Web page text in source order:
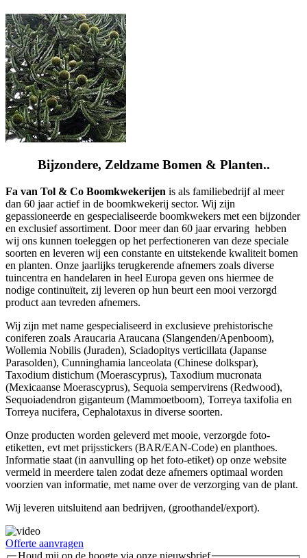
Bijzondere, Zeldzame Bomen & Planten..
Fa van Tol & Co Boomkwekerijen is als familiebedrijf al meer
dan 60 jaar actief in de boomkwekerij sector. Wij zijn
gepassioneerde en gespecialiseerde boomkwekers met een bijzonder
en exclusief assortiment. Door meer dan 60 jaar ervaring hebben
wij ons kunnen toeleggen op het perfectioneren van deze speciale
soorten en leveren wij een constante en uitstekende kwaliteit bomen
en planten. Onze jaarlijks terugkerende afnemers zoals diverse
tuincentra en handelaren in heel Europa geven ons hiermee de
nodige continuïteit, zij leveren op hun beurt een mooi verzorgd
product aan tevreden afnemers.
Wij zijn met name gespecialiseerd in exclusieve prehistorische
coniferen zoals Araucaria Araucana (Slangenden/Apenboom),
Wollemia Nobilis (Juraden), Sciadopitys verticillata (Japanse
Parasolden), Cunninghamia lanceolata (Chinese dolkspar),
Taxodium distichum (Moerascyprus), Taxodium mucronata
(Mexicaanse Moerascyprus), Sequoia sempervirens (Redwood),
Sequoiadendron giganteum (Mammoetboom), Torreya taxifolia en
Torreya nucifera, Cephalotaxus in diverse soorten.
Onze producten worden geleverd met mooie, verzorgde foto-
etiketten, evt met prijsstickers (BAR/EAN-Code) en planthoes.
Informatie staat (in aanvulling op het foto-etiket) op onze website
vermeld in meerdere talen zodat deze afnemers optimaal worden
voorzien van informatie, met name over de verzorging van de plant.
Wij leveren uitsluitend aan bedrijven, (groothandel/export).
Offerte aanvragen
Houd mij op de hoogte via onze nieuwsbrief